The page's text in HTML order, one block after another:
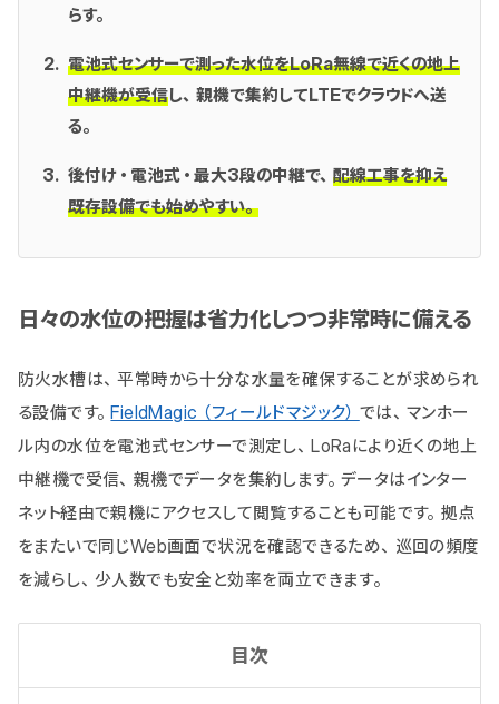
らす。
電池式センサーで測った水位をLoRa無線で近くの地上
中継機が受信し、親機で集約してLTEでクラウドへ送
る。
後付け・電池式・最大3段の中継で、 配線工事を抑え
既存設備でも始めやすい。
日々の水位の把握は省力化しつつ非常時に備える
防火水槽は、平常時から十分な水量を確保することが求められ
る設備です。FieldMagic（フィールドマジック） では、マンホー
ル内の水位を電池式センサーで測定し、LoRaにより近くの地上
中継機で受信、親機でデータを集約します。データはインター
ネット経由で親機にアクセスして閲覧することも可能です。拠点
をまたいで同じWeb画面で状況を確認できるため、巡回の頻度
を減らし、少人数でも安全と効率を両立できます。
目次